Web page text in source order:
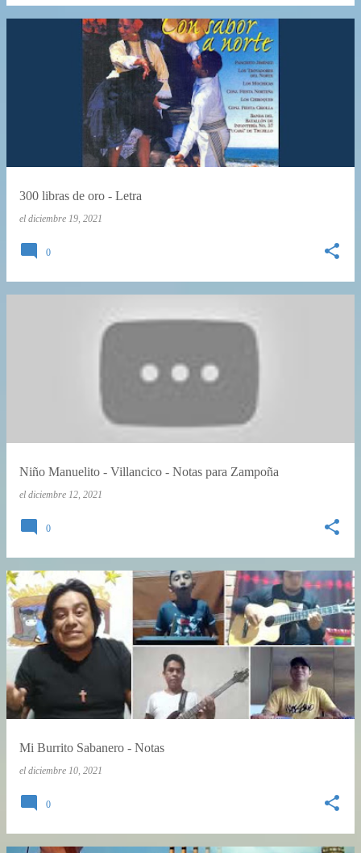
300 libras de oro - Letra
el diciembre 19, 2021
0
Niño Manuelito - Villancico - Notas para Zampoña
el diciembre 12, 2021
0
Mi Burrito Sabanero - Notas
el diciembre 10, 2021
0